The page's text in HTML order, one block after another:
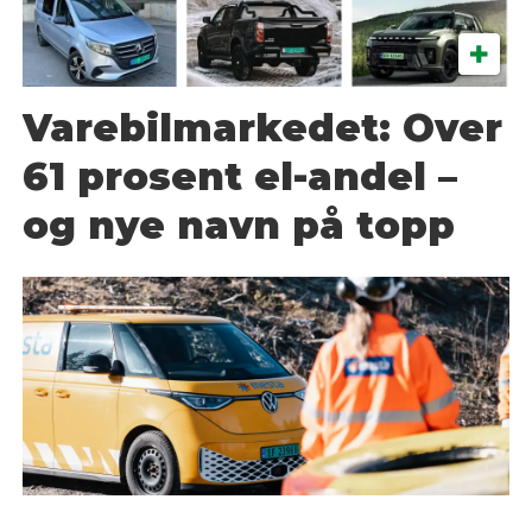
Varebilmarkedet: Over
61 prosent el-andel –
og nye navn på topp